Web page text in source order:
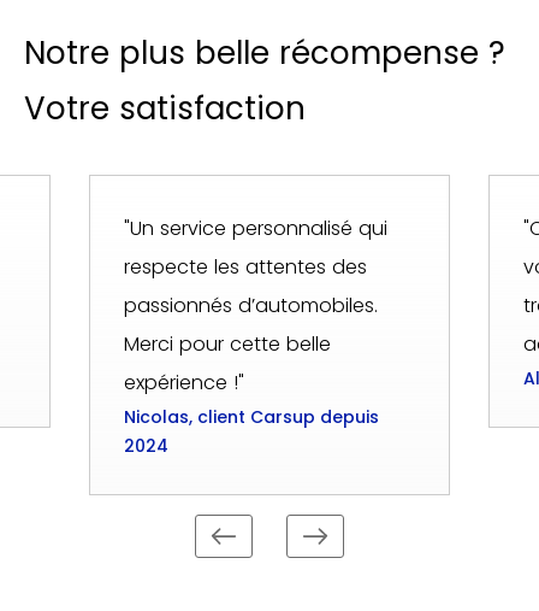
Notre plus belle récompense ?
Votre satisfaction
"Un service personnalisé qui
respecte les attentes des
passionnés d’automobiles.
Merci pour cette belle
expérience !"
Nicolas, client Carsup depuis
2024